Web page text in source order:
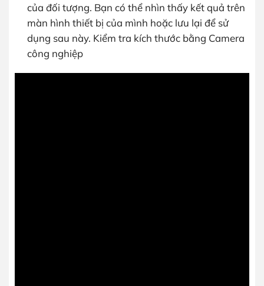
của đối tượng. Bạn có thể nhìn thấy kết quả trên
màn hình thiết bị của mình hoặc lưu lại để sử
dụng sau này. Kiểm tra kích thước bằng Camera
công nghiệp